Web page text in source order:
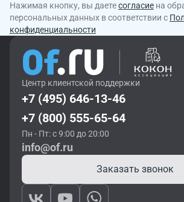
Нажимая кнопку, вы даетесогласие на
персональных данных в соответствии с
конфиденциальности
Центр клиентской поддержки
+7 (495) 646-13-46
+7 (800) 555-65-64
Пн - Пт: с 9:00 до 20:00
info@of.ru
Заказать звонок